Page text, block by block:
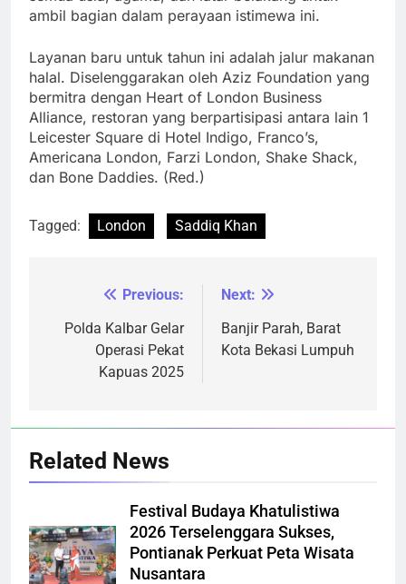
ambil bagian dalam perayaan istimewa ini.
Layanan baru untuk tahun ini adalah jalur makanan
halal. Diselenggarakan oleh Aziz Foundation yang
bermitra dengan Heart of London Business
Alliance, restoran yang berpartisipasi antara lain 1
Leicester Square di Hotel Indigo, Franco’s,
Americana London, Farzi London, Shake Shack,
dan Bone Daddies. (Red.)
Tagged: London Saddiq Khan
Navigasi
pos
Previous:
Polda Kalbar Gelar
Operasi Pekat
Kapuas 2025
Next:
Banjir Parah, Barat
Kota Bekasi Lumpuh
Related News
Festival Budaya Khatulistiwa
2026 Terselenggara Sukses,
Pontianak Perkuat Peta Wisata
Nusantara